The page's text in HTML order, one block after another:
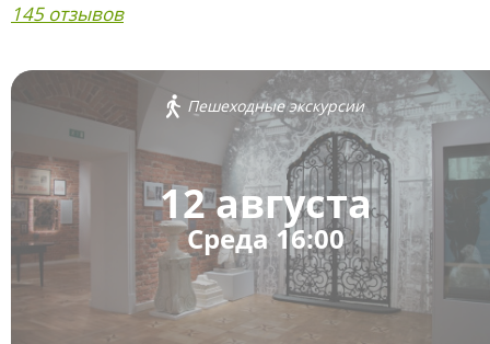
145 отзывов
Пешеходные экскурсии
12 августа
Среда 16:00